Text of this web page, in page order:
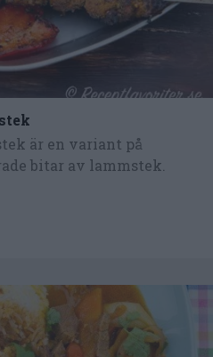
är en variant på
bitar av lammstek.